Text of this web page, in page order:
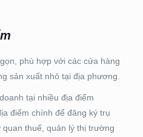
phù hợp với các cửa hàng
sản xuất nhỏ tại địa phương.
tại nhiều địa điểm
điểm chính để đăng ký trụ
thuế, quản lý thị trường